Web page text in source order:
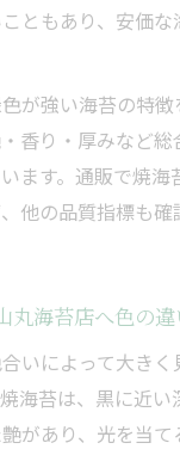
ともあり、安価な
が強い海苔の特
香り・厚みなど
ます。通販で焼海
他の品質指標も
丸海苔店へ色の
いによって大き
海苔は、黒に近い
があり、光を当